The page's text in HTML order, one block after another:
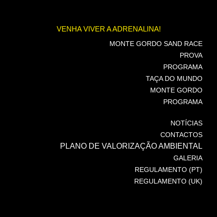
VENHA VIVER A ADRENALINA!
MONTE GORDO SAND RACE
PROVA
PROGRAMA
TAÇA DO MUNDO
MONTE GORDO
PROGRAMA
NOTÍCIAS
CONTACTOS
PLANO DE VALORIZAÇÃO AMBIENTAL
GALERIA
REGULAMENTO (PT)
REGULAMENTO (UK)